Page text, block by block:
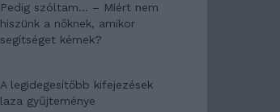
Pedig szóltam… – Miért nem
hiszünk a nőknek, amikor
segítséget kérnek?
A legidegesítőbb kifejezések
laza gyűjteménye